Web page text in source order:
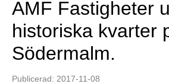
AMF Fastigheter
historiska kvarter
Södermalm.
Publicerad: 2017-11-08